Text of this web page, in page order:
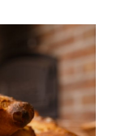
til ...